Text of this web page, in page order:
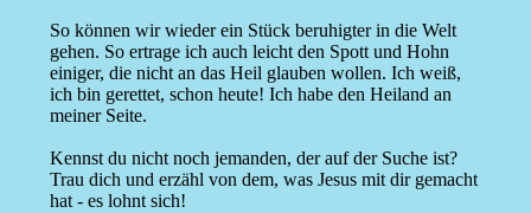
So können wir wieder ein Stück beruhigter in die Welt
gehen. So ertrage ich auch leicht den Spott und Hohn
einiger, die nicht an das Heil glauben wollen. Ich weiß,
ich bin gerettet, schon heute! Ich habe den Heiland an
meiner Seite.
Kennst du nicht noch jemanden, der auf der Suche ist?
Trau dich und erzähl von dem, was Jesus mit dir gemacht
hat - es lohnt sich!